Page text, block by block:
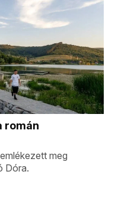
román
meg
Dóra.